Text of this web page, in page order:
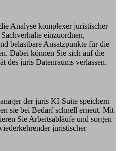
Analyse komplexer juristischer
einzuordnen,
belastbare Ansatzpunkte für die
Dabei können Sie sich auf die
des juris Datenraums verlassen.
der juris KI-Suite speichern
sie bei Bedarf schnell erneut. Mit
Sie Arbeitsabläufe und sorgen
juristischer